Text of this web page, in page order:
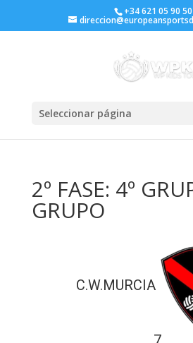
+34 621 05 90 50
Seleccionar página
2º FASE: 4º
GRUPO
C.W.MURCIA